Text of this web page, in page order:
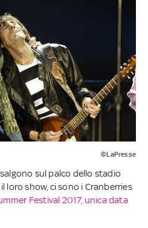
©LaPresse
sul palco dello stadio
loro show, ci sono i Cranberries
Festival 2017, unica data